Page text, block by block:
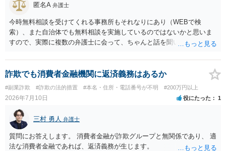
匿名A 弁護士
今時無料相談を受けてくれる事務所もそれなりにあり（WEBで検
索）、また自治体でも無料相談を実施しているのではないかと思いま
すので、実際に複数の弁護士に会って、ちゃんと話を聞いてくれる
はそもそも事案を把握できていないようですので、御相談の案件につ
いては弁護士として能力不足なのかもしれません。相手にしない方が
良いと思います。ただ、仮想通貨詐欺の被害回復は現実的には難しい
かもしれません。
詐欺でも消費者金融機関に返済義務はあるか
#副業詐欺 #詐欺の法的措置 #本名・住所・電話番号が不明 #200万円以上
2026年7月10日 役にたった 1
三村 勇人 弁護士
質問にお答えします。 消費者金融が詐欺グループと無関係であり、 適
法な消費者金融であれば、返済義務が生じます。